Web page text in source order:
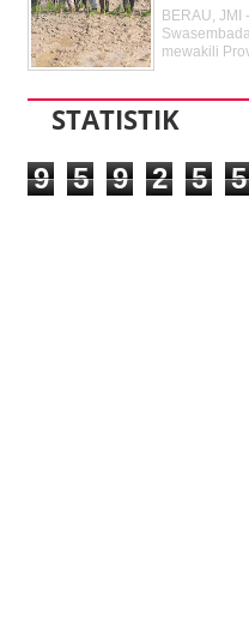
BERAU, JMI
mewakili
STATISTIK
9 5 9 2 5 5